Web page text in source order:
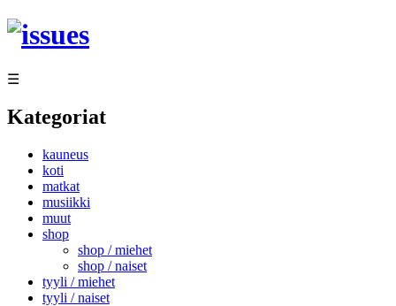
Siirry
sisältöön
☰
Kategoriat
kauneus
koti
matkat
musiikki
muut
shop
shop / miehet
shop / naiset
tyyli / miehet
tyyli / naiset